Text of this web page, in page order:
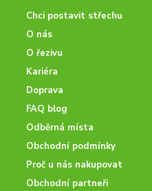
Chci postavit střechu
O nás
O řezivu
Kariéra
Doprava
FAQ blog
Odběrná místa
Obchodní podmínky
Proč u nás nakupovat
Obchodní partneři